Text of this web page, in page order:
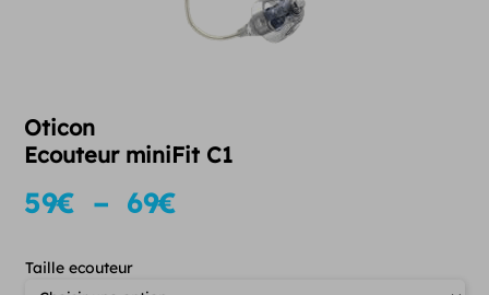
Oticon
Ecouteur miniFit C1
59€ – 69€
Taille ecouteur